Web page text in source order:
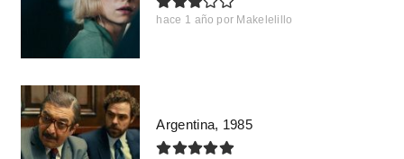
hace 1 año por Makelelillo
Argentina, 1985